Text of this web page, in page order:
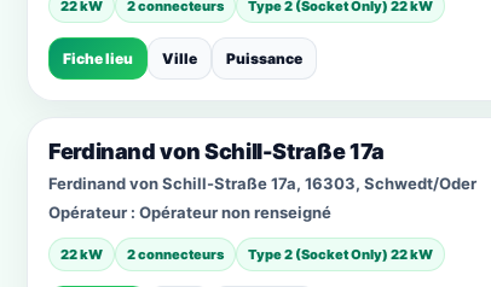
22 kW 2 connecteurs Type 2 (Socket Only) 22 kW
Fiche lieu Ville Puissance
Ferdinand von Schill-Straße 17a
Ferdinand von Schill-Straße 17a, 16303, Schwedt/Oder
Opérateur : Opérateur non renseigné
22 kW 2 connecteurs Type 2 (Socket Only) 22 kW